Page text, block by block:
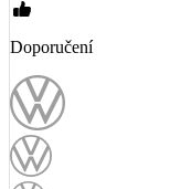
Doporučení